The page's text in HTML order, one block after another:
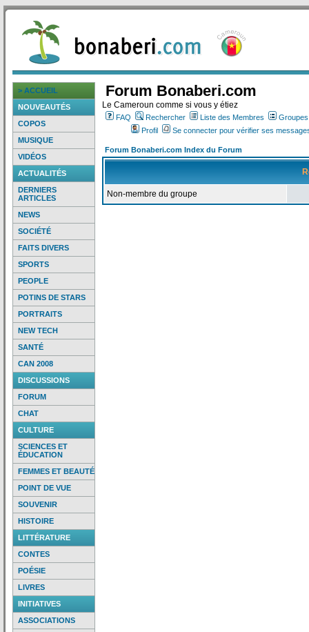
> ACCUEIL
NOUVEAUTÉS
COPOS
MUSIQUE
VIDÉOS
ACTUALITÉS
DERNIERS
ARTICLES
NEWS
SOCIÉTÉ
FAITS DIVERS
SPORTS
PEOPLE
POTINS DE STARS
PORTRAITS
NEW TECH
SANTÉ
CAN 2008
DISCUSSIONS
FORUM
CHAT
CULTURE
SCIENCES ET
ÉDUCATION
FEMMES ET BEAUTÉ
POINT DE VUE
SOUVENIR
HISTOIRE
LITTÉRATURE
CONTES
POÉSIE
LIVRES
INITIATIVES
ASSOCIATIONS
Forum Bonaberi.com
Le Cameroun comme si vous y étiez
FAQ Rechercher Liste des Membres
Profil
Se connecter pour vérifier ses
Forum Bonaberi.com Index du Forum
Non-membre du groupe